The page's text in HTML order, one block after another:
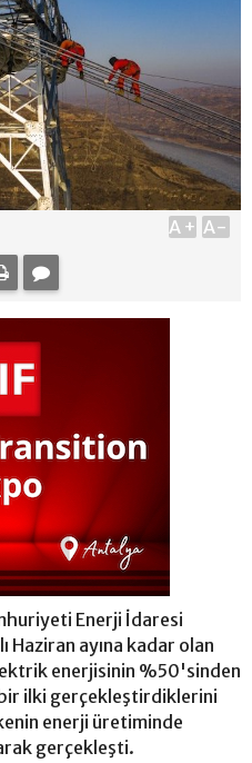
A+ A-
Enerji İdaresi
Haziran ayına kadar olan
enerjisinin %50'sinden
bir ilki gerçekleştirdiklerini
enerji üretiminde
gerçekleşti.